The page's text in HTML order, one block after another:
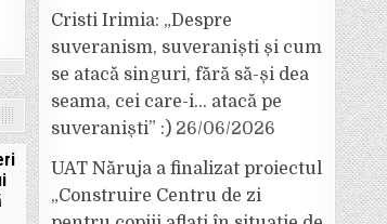
Cristi Irimia: „Despre
suveranism, suveraniști și cum
se atacă singuri, fără să-și dea
seama, cei care-i… atacă pe
suveraniști” :) 26/06/2026
UAT Năruja a finalizat proiectul
„Construire Centru de zi